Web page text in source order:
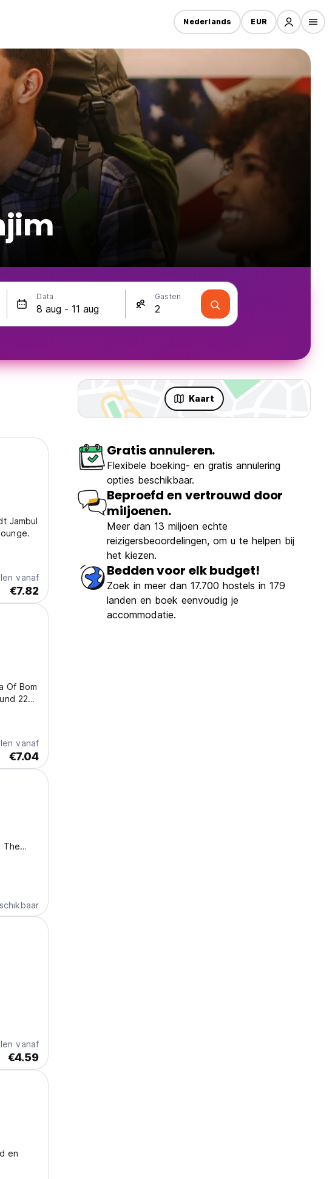
Nederlands EUR
Data Gasten
Kaart
Jambul
vanaf
€7.82
Of Bom
22
vanaf
€7.04
The
vanaf
€4.59
en
Gratis annuleren.
Flexibele boeking- en gratis annulering
opties beschikbaar.
Beproefd en vertrouwd door
miljoenen.
Meer dan 13 miljoen echte
reizigersbeoordelingen, om u te helpen bij
het kiezen.
Bedden voor elk budget!
Zoek in meer dan 17.700 hostels in 179
landen en boek eenvoudig je
accommodatie.